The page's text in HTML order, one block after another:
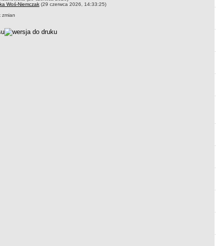
Woś-Niemczak (29 czerwca 2026, 14:33:25)
zmian